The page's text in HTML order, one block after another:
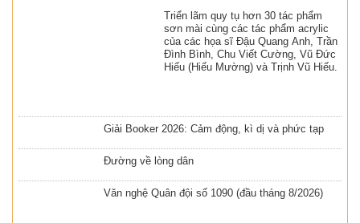
Triển lãm quy tụ hơn 30 tác phẩm
sơn mài cùng các tác phẩm acrylic
của các họa sĩ Đậu Quang Anh, Trần
Đình Bình, Chu Viết Cường, Vũ Đức
Hiếu (Hiếu Mường) và Trịnh Vũ Hiếu.
Giải Booker 2026: Cảm động, kì dị và phức tạp
Đường về lòng dân
Văn nghệ Quân đội số 1090 (đầu tháng 8/2026)